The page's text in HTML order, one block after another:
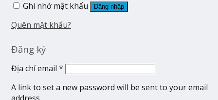
Ghi nhớ mật khẩu
Đăng nhập
Quên mật khẩu?
Đăng ký
Địa chỉ email *
A link to set a new password will be sent to your email